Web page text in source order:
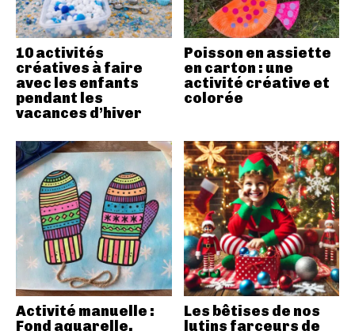
10 activités
créatives à faire
avec les enfants
pendant les
vacances d’hiver
Poisson en assiette
en carton : une
activité créative et
colorée
Activité manuelle :
Fond aquarelle,
Les bêtises de nos
lutins farceurs de